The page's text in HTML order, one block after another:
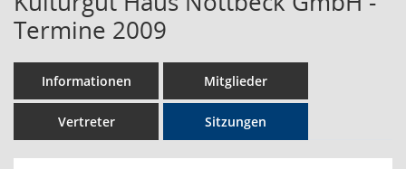
Termine 2009
Informationen Mitglieder
Vertreter Sitzungen